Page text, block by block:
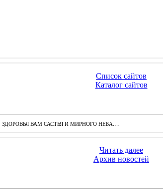
Список сайтов
Каталог сайтов
ВАМ САСТЬЯ И МИРНОГО НЕБА.…
Читать далее
Архив новостей